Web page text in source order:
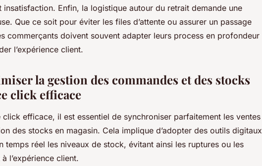
insatisfaction. Enfin, la logistique autour du retrait demande une
Que ce soit pour éviter les files d’attente ou assurer un passage
commerçants doivent souvent adapter leurs process en profondeur
l’expérience client.
la gestion des commandes et des stocks
click efficace
efficace, il est essentiel de synchroniser parfaitement les ventes
des stocks en magasin. Cela implique d’adopter des outils digitaux
temps réel les niveaux de stock, évitant ainsi les ruptures ou les
l’expérience client.